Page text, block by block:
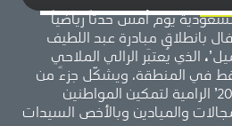
يوم أمس حدثاً رياضياً
بانطلاق مبادرة عبد اللطيف
، الذي يُعتبَر الرالي الملاحي
في المنطقة، ويشكّل جزءً من
جهود ‘رؤية السعودية 2030’ الرامية لتمكين المواطنين
والميادين وبالأخص السيدات